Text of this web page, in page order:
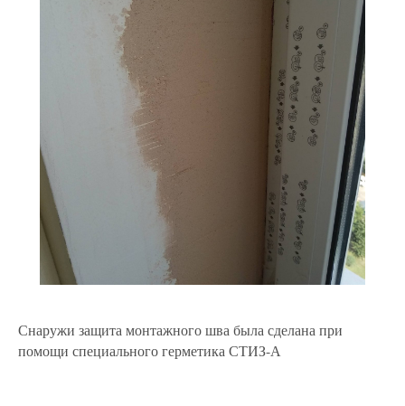
Снаружи защита монтажного шва была сделана при
помощи специального герметика СТИЗ-А